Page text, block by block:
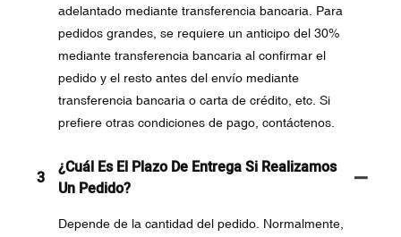
adelantado mediante transferencia bancaria. Para
pedidos grandes, se requiere un anticipo del 30%
mediante transferencia bancaria al confirmar el
pedido y el resto antes del envío mediante
transferencia bancaria o carta de crédito, etc. Si
prefiere otras condiciones de pago, contáctenos.
3
¿Cuál Es El Plazo De Entrega Si Realizamos
Un Pedido?
Depende de la cantidad del pedido. Normalmente,